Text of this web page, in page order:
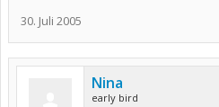
30. Juli 2005
Nina
early bird